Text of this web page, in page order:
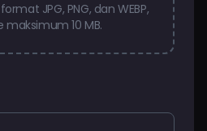
JPG, PNG, dan WEBP,
maksimum 10 MB.